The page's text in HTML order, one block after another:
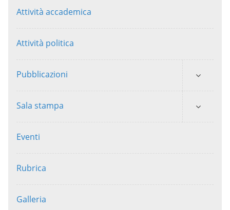
Attività accademica
Attività politica
Pubblicazioni
Sala stampa
Eventi
Rubrica
Galleria